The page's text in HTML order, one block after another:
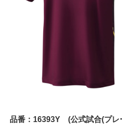
品番：16393Y (公式試合(プレ